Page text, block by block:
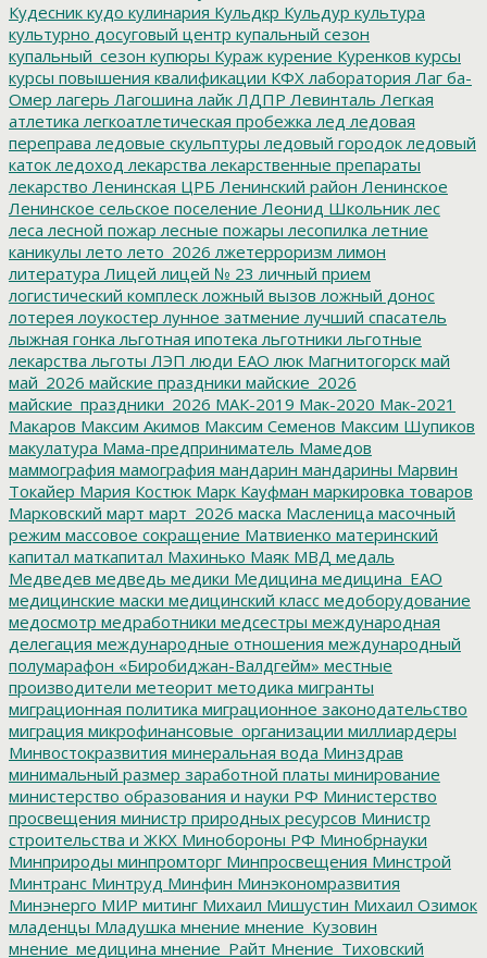
Кудесник кудо кулинария Кульдкр Кульдур культура
культурно досуговый центр купальный сезон
купальный_сезон купюры Кураж курение Куренков курсы
курсы повышения квалификации КФХ лаборатория Лаг ба-
Омер лагерь Лагошина лайк ЛДПР Левинталь Легкая
атлетика легкоатлетическая пробежка лед ледовая
переправа ледовые скульптуры ледовый городок ледовый
каток ледоход лекарства лекарственные препараты
лекарство Ленинская ЦРБ Ленинский район Ленинское
Ленинское сельское поселение Леонид Школьник лес
леса лесной пожар лесные пожары лесопилка летние
каникулы лето лето_2026 лжетерроризм лимон
литература Лицей лицей № 23 личный прием
логистический комплеск ложный вызов ложный донос
лотерея лоукостер лунное затмение лучший спасатель
лыжная гонка льготная ипотека льготники льготные
лекарства льготы ЛЭП люди ЕАО люк Магнитогорск май
май_2026 майские праздники майские_2026
майские_праздники_2026 МАК-2019 Мак-2020 Мак-2021
Макаров Максим Акимов Максим Семенов Максим Шупиков
макулатура Мама-предприниматель Мамедов
маммография мамография мандарин мандарины Марвин
Токайер Мария Костюк Марк Кауфман маркировка товаров
Марковский март март_2026 маска Масленица масочный
режим массовое сокращение Матвиенко материнский
капитал маткапитал Махинько Маяк МВД медаль
Медведев медведь медики Медицина медицина_ЕАО
медицинские маски медицинский класс медоборудование
медосмотр медработники медсестры международная
делегация международные отношения международный
полумарафон «Биробиджан-Валдгейм» местные
производители метеорит методика мигранты
миграционная политика миграционное законодательство
миграция микрофинансовые_организации миллиардеры
Минвостокразвития минеральная вода Минздрав
минимальный размер заработной платы минирование
министерство образования и науки РФ Министерство
просвещения министр природных ресурсов Министр
строительства и ЖКХ Минобороны РФ Минобрнауки
Минприроды минпромторг Минпросвещения Минстрой
Минтранс Минтруд Минфин Минэкономразвития
Минэнерго МИР митинг Михаил Мишустин Михаил Озимок
младенцы Младушка мнение мнение_Кузовин
мнение_медицина мнение_Райт Мнение_Тиховский